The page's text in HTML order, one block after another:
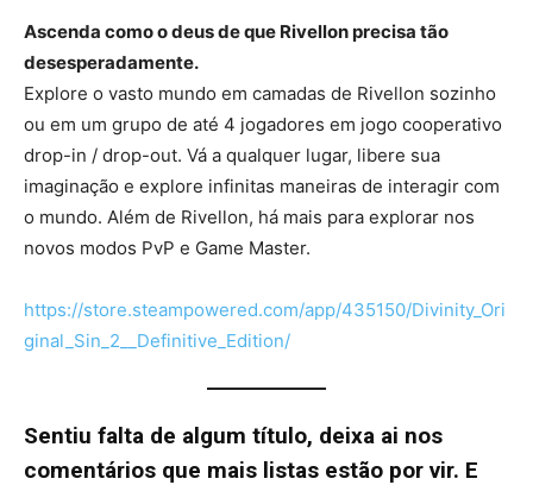
Ascenda como o deus de que Rivellon precisa tão
desesperadamente.
Explore o vasto mundo em camadas de Rivellon sozinho
ou em um grupo de até 4 jogadores em jogo cooperativo
drop-in / drop-out. Vá a qualquer lugar, libere sua
imaginação e explore infinitas maneiras de interagir com
o mundo. Além de Rivellon, há mais para explorar nos
novos modos PvP e Game Master.
https://store.steampowered.com/app/435150/Divinity_Ori
ginal_Sin_2__Definitive_Edition/
Sentiu falta de algum título, deixa ai nos
comentários que mais listas estão por vir. E